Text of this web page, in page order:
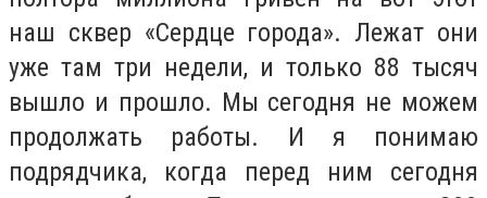
наш сквер «Сердце города». Лежат они
уже там три недели, и только 88 тысяч
вышло и прошло. Мы сегодня не можем
продолжать работы. И я понимаю
подрядчика, когда перед ним сегодня